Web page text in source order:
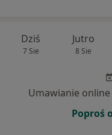
Dziś
7 Sie
Jutro
8 Sie
Umawianie
Poproś